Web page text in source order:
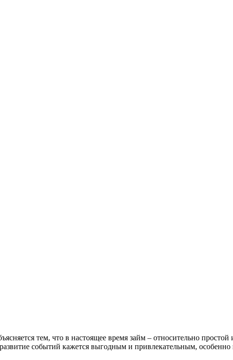
тем, что в настоящее время займ – относительно
событий кажется выгодным и привлекательным,